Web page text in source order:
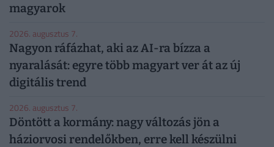
magyarok
2026. augusztus 7.
Nagyon ráfázhat, aki az AI-ra bízza a
nyaralását: egyre több magyart ver át az új
digitális trend
2026. augusztus 7.
Döntött a kormány: nagy változás jön a
háziorvosi rendelőkben, erre kell készülni